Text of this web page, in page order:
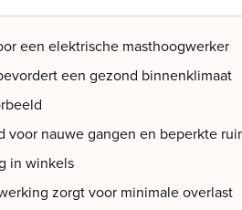
een elektrische masthoogwerker
een gezond binnenklimaat
voor nauwe gangen en beperkte
in winkels
zorgt voor minimale overlast